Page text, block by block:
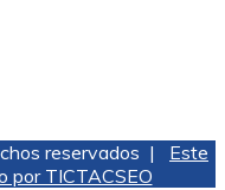
reservados | Este
por TICTACSEO